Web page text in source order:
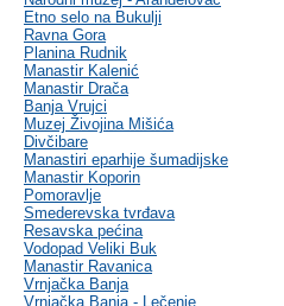
Etno selo na Bukulji
Ravna Gora
Planina Rudnik
Manastir Kalenić
Manastir Drača
Banja Vrujci
Muzej Živojina Mišića
Divčibare
Manastiri eparhije šumadijske
Manastir Koporin
Pomoravlje
Smederevska tvrđava
Resavska pećina
Vodopad Veliki Buk
Manastir Ravanica
Vrnjačka Banja
Vrnjačka Banja - Lečenje